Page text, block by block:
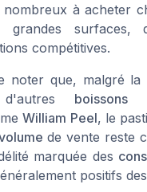
à acheter
grandes surfaces,
compétitives.
noter que, malgré la
boissons
William Peel, le
de vente reste
marquée des
positifs des